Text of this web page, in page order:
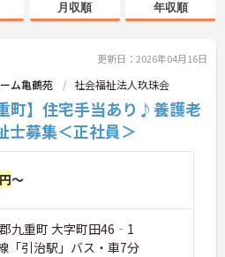
月収順 年収順
更新日：2026年04月16日
ム亀鶴苑 社会福祉法人玖珠会
町】住宅手当あり♪養護老
士募集＜正社員＞
～
九重町 大字町田46‐1
「引治駅」バス・車7分